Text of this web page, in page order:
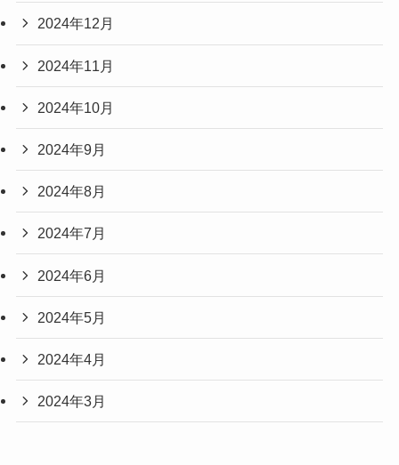
2024年12月
2024年11月
2024年10月
2024年9月
2024年8月
2024年7月
2024年6月
2024年5月
2024年4月
2024年3月